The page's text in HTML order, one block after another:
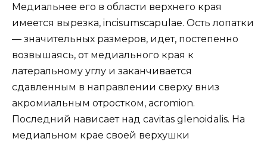
Медиальнее его в области верхнего края
имеется вырезка, incisumscapulae. Ость лопатки
— значительных размеров, идет, постепенно
возвышаясь, от медиального края к
латеральному углу и заканчивается
сдавленным в направлении сверху вниз
акромиальным отростком, acromion.
Последний нависает над cavitas glenoidalis. На
медиальном крае своей верхушки